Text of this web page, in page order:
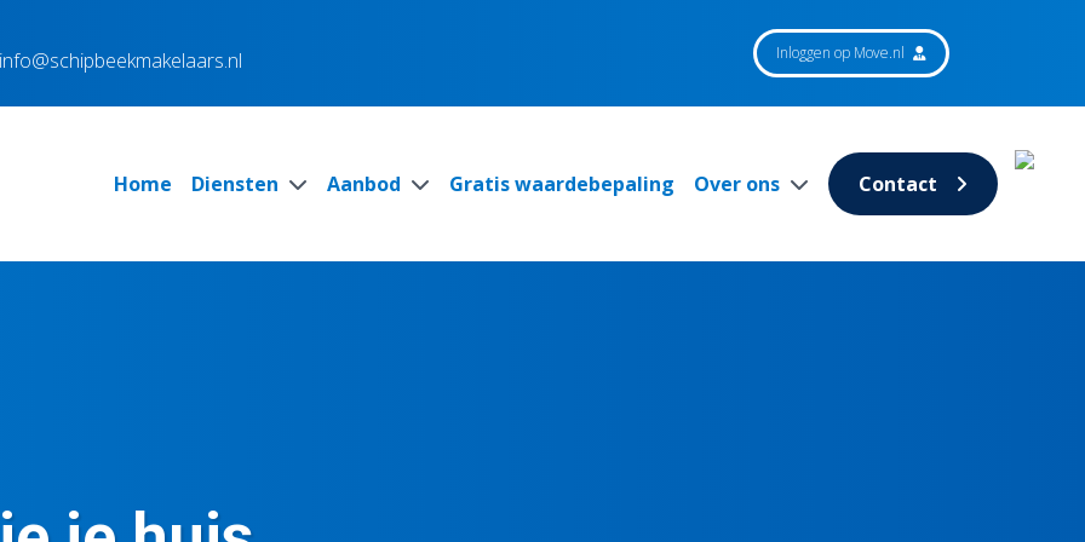
info@schipbeekmakelaars.nl Inloggen op Move.nl
Home Diensten Aanbod Gratis waardebepaling Over ons Contact